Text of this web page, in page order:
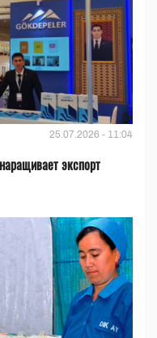
25.07.2026 - 11:04
экспорт